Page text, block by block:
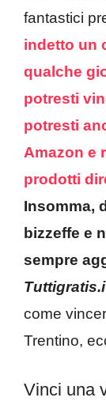
fantastici
indetto un
qualche
potresti
potresti
Amazon e
prodotti
Insomma,
bizzeffe e
sempre
come
Trentino,
Vinci una